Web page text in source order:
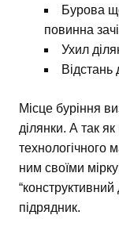
Бурова
повинна
Ухил
Місце буріння
ділянки. А так
технологічного
ним своїми
підрядник.